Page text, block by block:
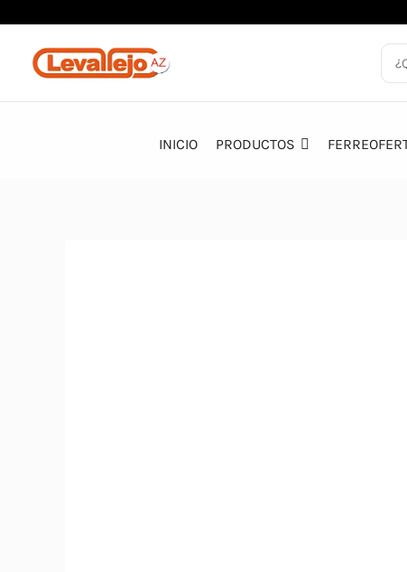
contenido
INICIO PRODUCTOS